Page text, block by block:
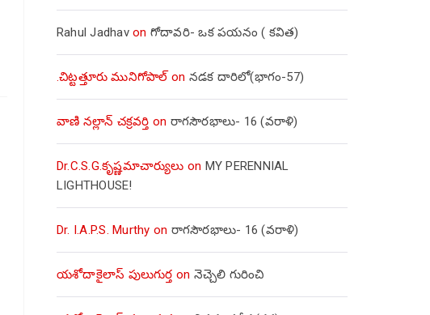
Rahul Jadhavon గోదావరి- ఒక పయనం ( కవిత)
.చిట్టత్తూరు మునిగోపాల్on నడక దారిలో(భాగం-57)
వాణి నల్లాన్ చక్రవర్తి on రాగసౌరభాలు- 16 (వరాళి)
Dr.C.S.G.కృష్ణమాచార్యులు on MY PERENNIAL
LIGHTHOUSE!
Dr. I.A.P.S. Murthy on రాగసౌరభాలు- 16 (వరాళి)
యశోదాకైలాస్ పులుగుర్త on నెచ్చెలి గురించి